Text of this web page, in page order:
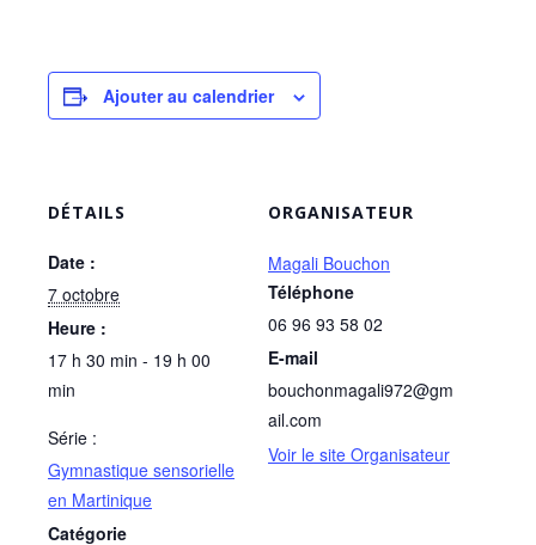
Ajouter au calendrier
DÉTAILS
Date :
7 octobre
Heure :
17 h 30 min - 19 h 00
min
Série :
Gymnastique sensorielle
en Martinique
Catégorie
ORGANISATEUR
Magali Bouchon
Téléphone
06 96 93 58 02
E-mail
bouchonmagali972@gm
ail.com
Voir le site Organisateur